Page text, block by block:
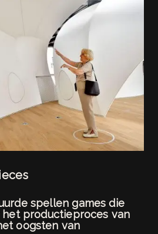
spellen games die
productieproces van
oogsten van